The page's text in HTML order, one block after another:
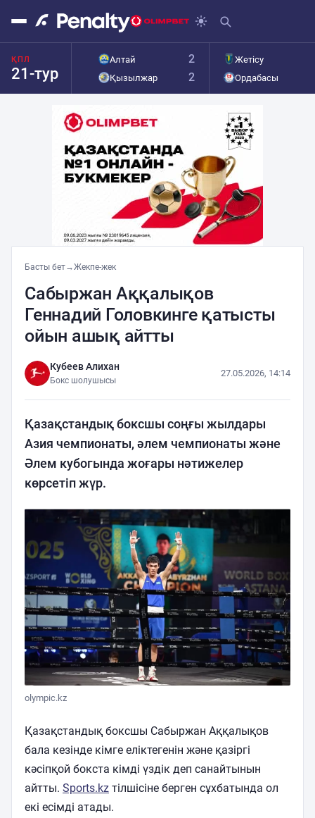
ҚПЛ
21-тур
Алтай 2
Қызылжар 2
Жетісу
Ордабасы
Басты бет→Жекпе-жек
Сабыржан Аққалықов
Геннадий Головкинге қатысты
ойын ашық айтты
Кубеев Алихан
Бокс шолушысы
27.05.2026, 14:14
Қазақстандық боксшы соңғы жылдары
Азия чемпионаты, әлем чемпионаты және
Әлем кубогында жоғары нәтижелер
көрсетіп жүр.
olympic.kz
Қазақстандық боксшы Сабыржан Аққалықов
бала кезінде кімге еліктегенін және қазіргі
кәсіпқой бокста кімді үздік деп санайтынын
айтты. Sports.kz тілшісіне берген сұхбатында ол
екі есімді атады.